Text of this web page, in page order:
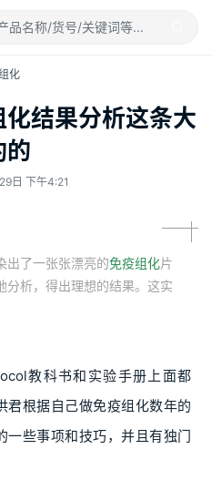
化
结果分析这条大
的
日 下午4:21
出了一张张漂亮的免疫组化片
分析，得出理想的结果。这实
教科书和实验手册上面都
君根据自己做免疫组化数年的
一些事项和技巧，并且有独门